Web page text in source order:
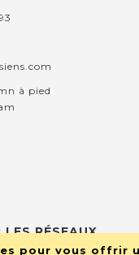
pour vous offrir
à pied
RÉSEAUX